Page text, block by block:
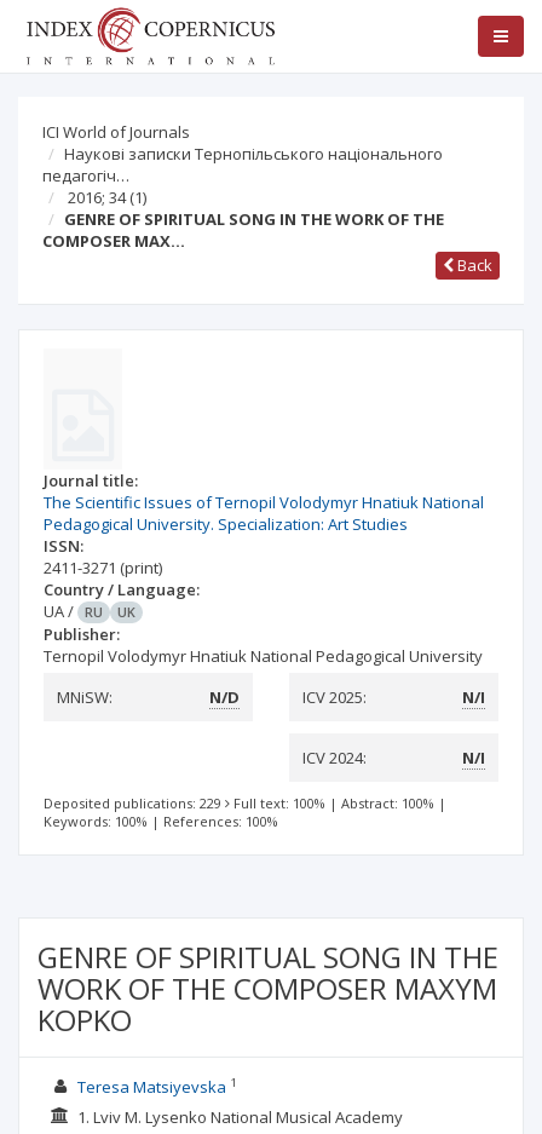
ICI World of Journals
Наукові записки Тернопільського національного
педагогіч…
2016; 34(1)
GENRE OF SPIRITUAL SONG IN THE WORK OF THE
COMPOSER MAX…
Back
Journal title:
The Scientific Issues of Ternopil Volodymyr Hnatiuk National
Pedagogical University. Specialization: Art Studies
ISSN:
2411-3271 (print)
Country / Language:
UA/ RU UK
Publisher:
Ternopil Volodymyr Hnatiuk National Pedagogical University
MNiSW:
N/D ICV 2025: N/I
ICV 2024: N/I
Deposited publications: 229 Full text: 100% | Abstract: 100% |
Keywords: 100% | References: 100%
GENRE OF SPIRITUAL SONG IN THE
WORK OF THE COMPOSER MAXYM
KOPKO
Teresa Matsiyevskа 1
1. Lviv M. Lysenko National Musical Academy